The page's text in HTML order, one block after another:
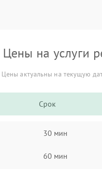
Цены на услуги
Цены актуальны на текущую
Срок
30 мин
60 мин